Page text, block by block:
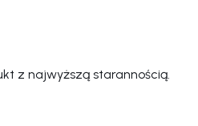
z najwyższą starannością.